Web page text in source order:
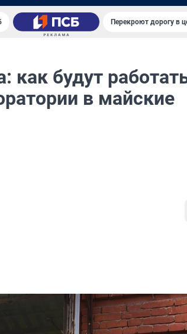
Перекроют дорогу в
как будут
в майские